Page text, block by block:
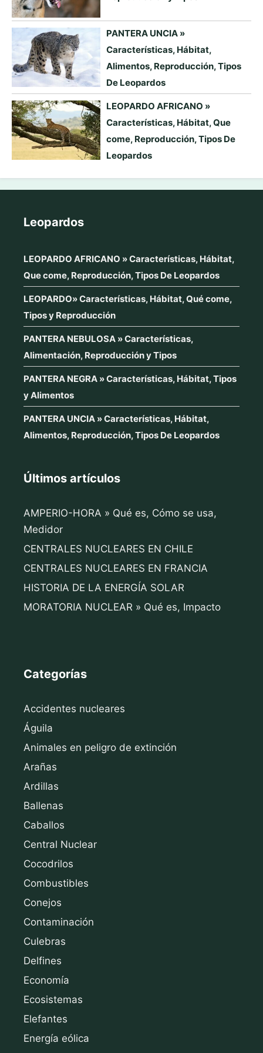
PANTERA UNCIA »
Características, Hábitat,
Alimentos, Reproducción, Tipos
De Leopardos
LEOPARDO AFRICANO »
Características, Hábitat, Que
come, Reproducción, Tipos De
Leopardos
Leopardos
LEOPARDO AFRICANO » Características, Hábitat,
Que come, Reproducción, Tipos De Leopardos
LEOPARDO» Características, Hábitat, Qué come,
Tipos y Reproducción
PANTERA NEBULOSA » Características,
Alimentación, Reproducción y Tipos
PANTERA NEGRA » Características, Hábitat, Tipos
y Alimentos
PANTERA UNCIA » Características, Hábitat,
Alimentos, Reproducción, Tipos De Leopardos
Últimos artículos
AMPERIO-HORA » Qué es, Cómo se usa,
Medidor
CENTRALES NUCLEARES EN CHILE
CENTRALES NUCLEARES EN FRANCIA
HISTORIA DE LA ENERGÍA SOLAR
MORATORIA NUCLEAR » Qué es, Impacto
Categorías
Accidentes nucleares
Águila
Animales en peligro de extinción
Arañas
Ardillas
Ballenas
Caballos
Central Nuclear
Cocodrilos
Combustibles
Conejos
Contaminación
Culebras
Delfines
Economía
Ecosistemas
Elefantes
Energía eólica